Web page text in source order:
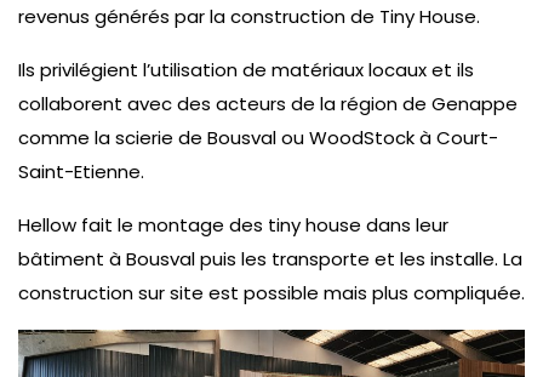
revenus générés par la construction de Tiny House.
Ils privilégient l’utilisation de matériaux locaux et ils
collaborent avec des acteurs de la région de Genappe
comme la scierie de Bousval ou WoodStock à Court-
Saint-Etienne.
Hellow fait le montage des tiny house dans leur
bâtiment à Bousval puis les transporte et les installe. La
construction sur site est possible mais plus compliquée.